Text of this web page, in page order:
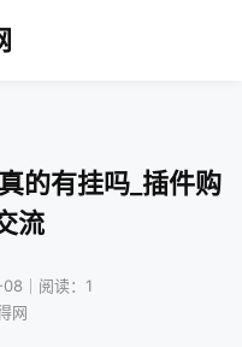
的有挂吗_插件购
流
｜阅读：1
网